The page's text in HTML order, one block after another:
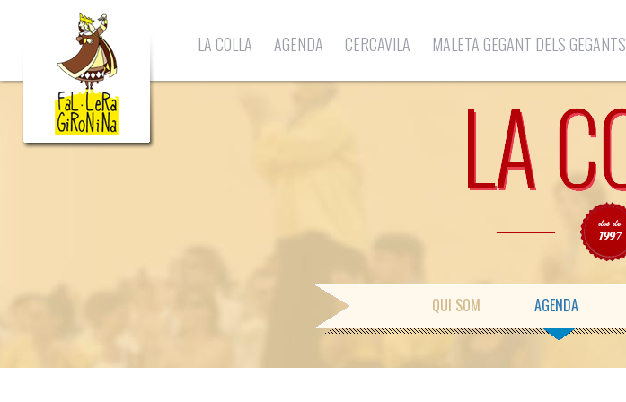
LA COLLA AGENDA CERCAVILA MALETA GEGANT DELS GEGANTS
QUI SOM AGENDA